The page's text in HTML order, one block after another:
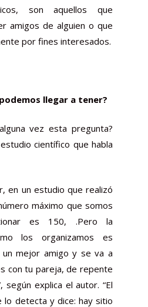
son aquellos que
amigos de alguien o que
por fines interesados.
llegar a tener?
vez esta pregunta?
científico que habla
en un estudio que realizó
máximo que somos
es 150, .Pero la
los organizamos es
un mejor amigo y se va a
con tu pareja, de repente
según explica el autor. “El
lo detecta y dice: hay sitio